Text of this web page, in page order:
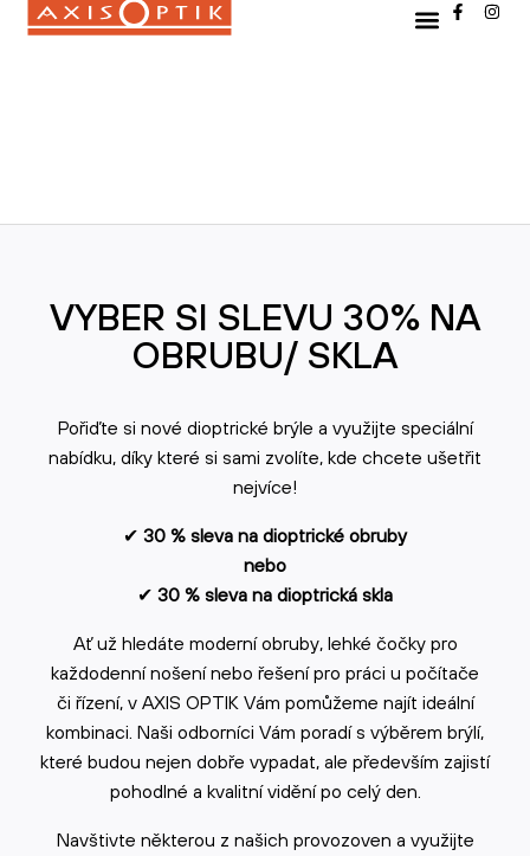
VYBER SI SLEVU 30% NA
OBRUBU/ SKLA
Pořiďte si nové dioptrické brýle a využijte speciální
nabídku, díky které si sami zvolíte, kde chcete ušetřit
nejvíce!
✔ 30 % sleva na dioptrické obruby
nebo
✔ 30 % sleva na dioptrická skla
Ať už hledáte moderní obruby, lehké čočky pro
každodenní nošení nebo řešení pro práci u počítače
či řízení, v AXIS OPTIK Vám pomůžeme najít ideální
kombinaci. Naši odborníci Vám poradí s výběrem brýlí,
které budou nejen dobře vypadat, ale především zajistí
pohodlné a kvalitní vidění po celý den.
Navštivte některou z našich provozoven a využijte